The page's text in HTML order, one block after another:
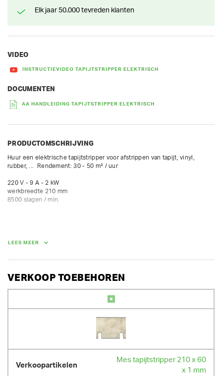
Elk jaar 50.000 tevreden klanten
VIDEO
INSTRUCTIEVIDEO TAPIJTSTRIPPER ELEKTRISCH
DOCUMENTEN
AA HANDLEIDING TAPIJTSTRIPPER ELEKTRISCH
PRODUCTOMSCHRIJVING
Huur een elektrische tapijtstripper voor afstrippen van tapijt, vinyl,
rubber, ...  Rendement: 30 - 50 m² / uur
220 V - 9 A - 2 kW
werkbreedte 210 mm
8500 slagen / min.
LEES MEER
VERKOOP TOEBEHOREN
Mes tapijtstripper 210 x 60
x 1 mm